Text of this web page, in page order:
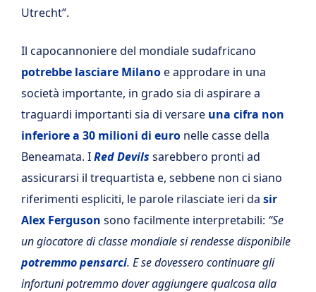
Utrecht”.
Il capocannoniere del mondiale sudafricano
potrebbe lasciare Milanoe approdare in una
società importante, in grado sia di aspirare a
traguardi importanti sia di versare una cifra non
inferiore a 30 milioni di euro nelle casse della
Beneamata. IRed Devils sarebbero pronti ad
assicurarsi il trequartista e, sebbene non ci siano
riferimenti espliciti, le parole rilasciate ieri da sir
Alex Ferguson sono facilmente interpretabili: “Se
un giocatore di classe mondiale si rendesse disponibile
potremmo pensarci. E se dovessero continuare gli
infortuni potremmo dover aggiungere qualcosa alla